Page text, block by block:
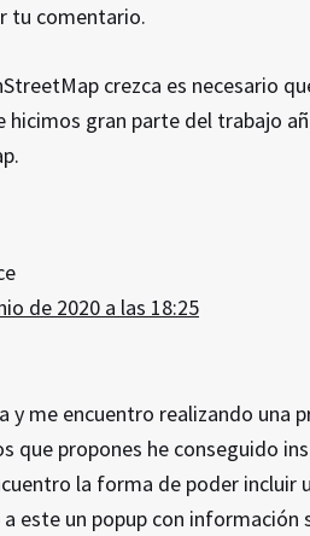
tu comentario.
crezca es necesario
hicimos gran parte del trabajo
de 2020 a las 18:25
y me encuentro realizando
que propones he conseguido
la forma de poder
este un popup con información